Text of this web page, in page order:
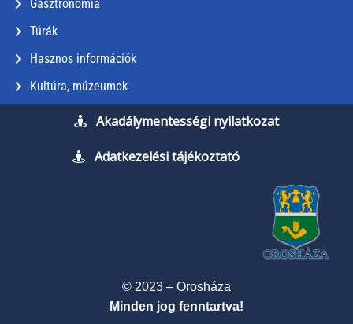
Gasztronómia
Túrák
Hasznos információk
Kultúra, múzeumok
Akadálymentességi nyilatkozat
Adatkezelési tájékoztató
© 2023 – Orosháza
Minden jog fenntartva!